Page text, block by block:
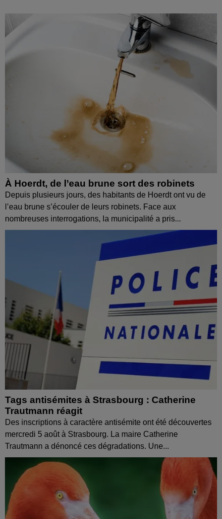
À Hoerdt, de l’eau brune sort des robinets
Depuis plusieurs jours, des habitants de Hoerdt ont vu de
l’eau brune s’écouler de leurs robinets. Face aux
nombreuses interrogations, la municipalité a pris...
Tags antisémites à Strasbourg : Catherine
Trautmann réagit
Des inscriptions à caractère antisémite ont été découvertes
mercredi 5 août à Strasbourg. La maire Catherine
Trautmann a dénoncé ces dégradations. Une...